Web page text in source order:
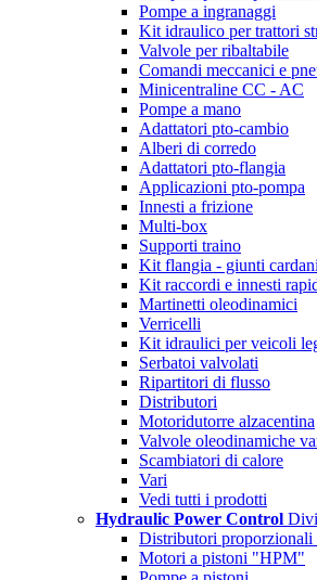
Pompe a ingranaggi
Kit idraulico per trattori
Valvole per ribaltabile
Comandi meccanici e
Minicentraline CC - AC
Pompe a mano
Adattatori pto-cambio
Alberi di corredo
Adattatori pto-flangia
Applicazioni pto-pompa
Innesti a frizione
Multi-box
Supporti traino
Kit flangia - giunti
Kit raccordi e innesti
Martinetti oleodinamici
Verricelli
Kit idraulici per veicoli
Serbatoi valvolati
Ripartitori di flusso
Distributori
Motoridutorre alzacentina
Valvole oleodinamiche
Scambiatori di calore
Vari
Vedi tutti i prodotti
Hydraulic Power Control
Distributori
Motori a pistoni "HPM"